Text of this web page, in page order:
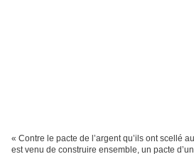
« Contre le pacte de l’argent qu’ils ont scellé
est venu de construire ensemble, un pacte